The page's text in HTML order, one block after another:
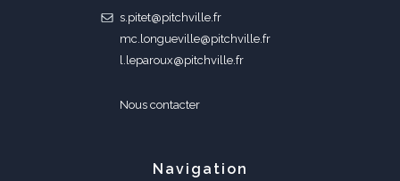
s.pitet@pitchville.fr
mc.longueville@pitchville.fr
l.leparoux@pitchville.fr
Nous contacter
Navigation